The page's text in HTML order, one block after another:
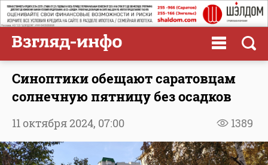
Синоптики обещают саратовцам
солнечную пятницу без осадков
1389
11 октября 2024, 07:00